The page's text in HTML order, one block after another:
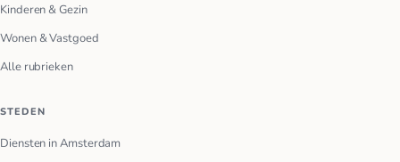
Kinderen & Gezin
Wonen & Vastgoed
Alle rubrieken
STEDEN
Diensten in Amsterdam